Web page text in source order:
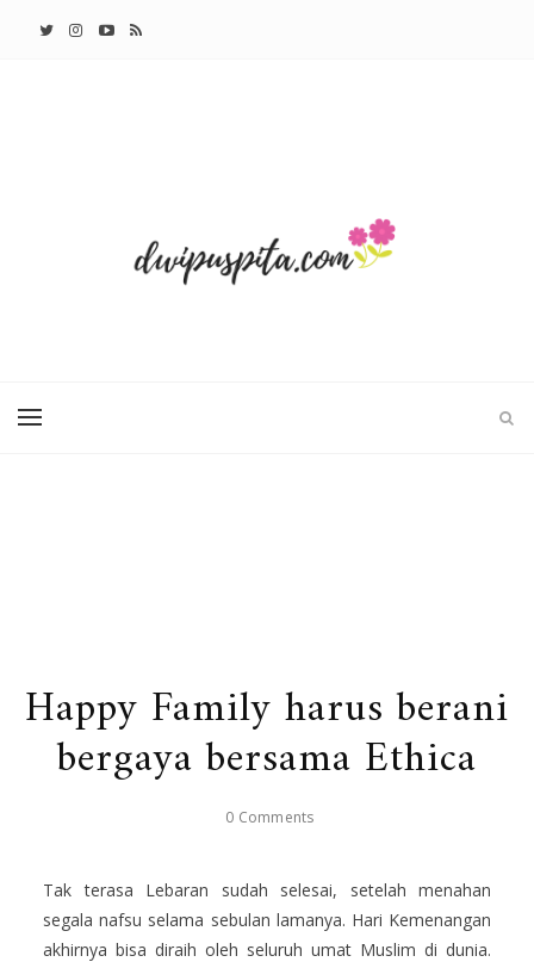
Happy Family harus berani
bergaya bersama Ethica
0 Comments
Tak terasa Lebaran sudah selesai, setelah menahan
segala nafsu selama sebulan lamanya. Hari Kemenangan
akhirnya bisa diraih oleh seluruh umat Muslim di dunia.